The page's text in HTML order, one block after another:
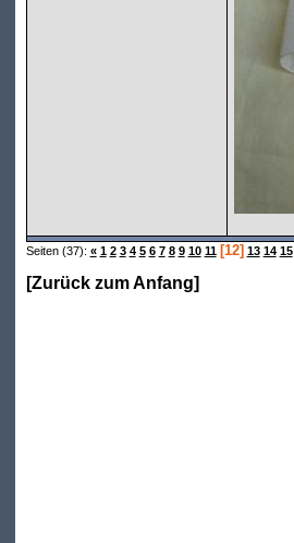
Seiten (37): « 1 2 3 4 5 6 7 8 9 10 11 [12] 13 14 15
[Zurück zum Anfang]